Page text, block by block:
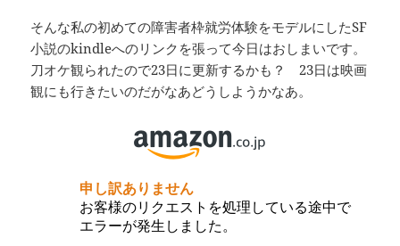
そんな私の初めての障害者枠就労体験をモデルにしたSF
小説のkindleへのリンクを張って今日はおしまいです。
刀オケ観られたので23日に更新するかも？ 23日は映画
観にも行きたいのだがなあどうしようかなあ。